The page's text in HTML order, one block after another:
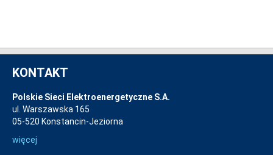
KONTAKT
Polskie Sieci Elektroenergetyczne S.A.
ul. Warszawska 165
05-520 Konstancin-Jeziorna
więcej